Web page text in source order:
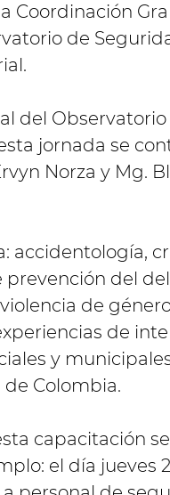
Coordinación
de
del
jornada se
Norza y Mg.
accidentología,
del
de
de
y
Colombia.
capacitación
el día jueves